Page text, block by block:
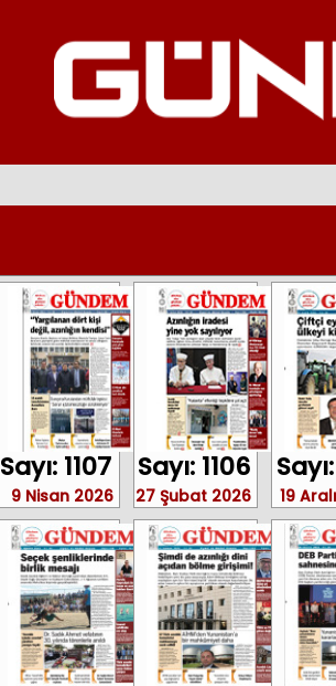
Sayı: 1107
9 Nisan 2026
Sayı: 1106
27 Şubat 2026 19